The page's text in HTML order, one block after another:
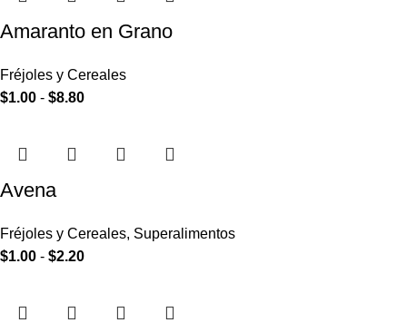
Amaranto en Grano
Fréjoles y Cereales
$1.00 - $8.80
Avena
Fréjoles y Cereales, Superalimentos
$1.00 - $2.20